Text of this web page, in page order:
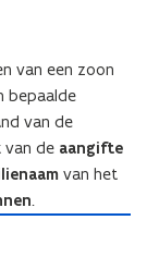
van een zoon
bepaalde
van de
van de aangifte
van het
.